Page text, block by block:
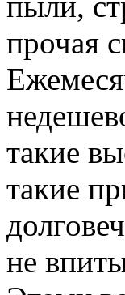
прочая
такие
такие
не